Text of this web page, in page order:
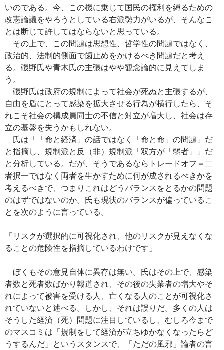
いのである。今、この機に乗じて国民の権利を縛るための
改憲論議をやろうとしている右派勢力がいるが、そんなこ
とは断じて許してはならないと思っている。
その上で、この問題は思想性、哲学性の問題ではなく、
政治的、法制的側面で歯止めをかけるべき問題だと考え
る。磯野氏や青木氏の主張はやや観念論的に見えてしま
う。
磯野氏は政府の規制によって社会が死ぬと主張するが、
自由を盾にとって感染を拡大させる行為が横行したら、そ
れこそ社会の構成員同士の不信と対立が増大し、社会は存
立の基盤を失うかもしれない。
氏は「「命と経済」の話ではなく「命と命」の問題」だ
と指摘し、規制派と反（非）規制派「双方が「弱者」」だ
と分析している。だが、そうであるならトレードオフ＝二
者択一ではなく両者を生かすために何が成されるべきかを
考えるべきで、つまりこれはどうバランスをとるかの問題
のはずではないのか。氏も現状のバランスが偏っているこ
とを次のように言っている。
「リスクが選択的に可視化され、他のリスクが見えなくな
ることの危険性を指摘しているわけです」
ぼくもその意見自体に異存は無い。氏はその上で、感染
者数と死者数ばかり報道され、その後の失業者の増大やそ
れによって被害を受ける人、亡くなる人のことが可視化さ
れていないと述べる。しかし、それは誤りだ。多くの人は
そうした経済（死）問題に注目しているし、むしろ今まで
のマスコミは「規制をして経済が立ちゆかなくなったらど
うするんだ」というスタンスで、「ただの風邪」論者の言